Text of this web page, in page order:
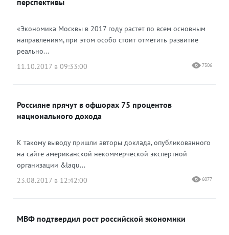
перспективы
«Экономика Москвы в 2017 году растет по всем основным
направлениям, при этом особо стоит отметить развитие
реально...
11.10.2017 в 09:33:00
7306
Россияне прячут в офшорах 75 процентов
национального дохода
К такому выводу пришли авторы доклада, опубликованного
на сайте американской некоммерческой экспертной
организации &laqu...
23.08.2017 в 12:42:00
6077
МВФ подтвердил рост российской экономики